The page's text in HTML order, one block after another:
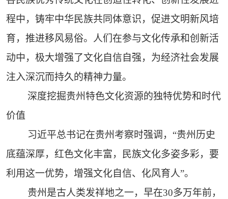
程中，铸牢中华民族共同体意识，促进文明新风培
育，推进移风易俗。人们在参与文化传承和创新活
动中，极大增强了文化自信自强，为经济社会发展
注入深沉而持久的精神力量。
深度挖掘贵州特色文化资源的独特优势和时代
价值
习近平总书记在贵州考察时强调，“贵州历史
底蕴深厚，红色文化丰富，民族文化多姿多彩，要
利用这一优势，增强文化自信、化风育人”。
贵州是古人类发祥地之一，早在30多万年前，